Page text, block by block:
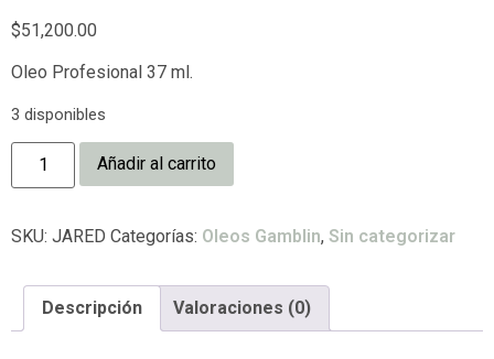
$51,200.00
Oleo Profesional 37 ml.
3 disponibles
Añadir al carrito
SKU: JARED Categorías: Oleos Gamblin, Sin categorizar
Descripción Valoraciones (0)